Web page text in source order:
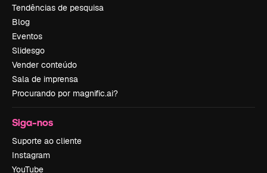
Tendências de pesquisa
Blog
Eventos
Slidesgo
Vender conteúdo
Sala de imprensa
Procurando por magnific.ai?
Siga-nos
Suporte ao cliente
Instagram
YouTube